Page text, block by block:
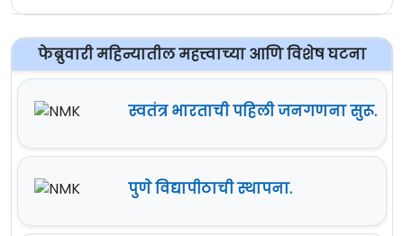
फेब्रुवारी महिन्यातील महत्त्वाच्या आणि विशेष घटना
स्वतंत्र भारताची पहिली जनगणना सुरू.
पुणे विद्यापीठाची स्थापना.